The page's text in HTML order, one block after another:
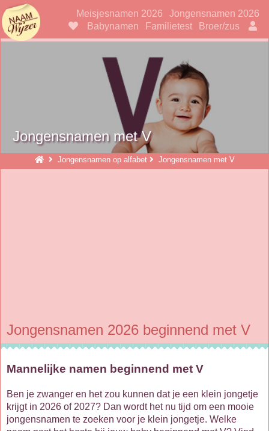
NaamwijzerMeisjesnamen 2026
Jongensnamen 2026
Babynamen
Familietest Broer/zus
Jongensnamen met V
Jongensnamen op alfabet Jongensnamen met V
Jongensnamen 2026 beginnend met V
Mannelijke namen beginnend met V
Ben je zwanger en het zou kunnen dat je een klein jongetje
krijgt in 2026 of 2027? Dan wordt het nu tijd om een mooie
jongensnamen te zoeken voor je klein jongetje. Welke